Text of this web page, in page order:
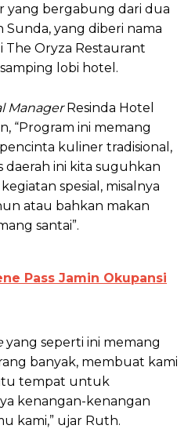
yang bergabung dari dua
Sunda, yang diberi nama
The Oryza Restaurant
lobi hotel.
ManagerResinda Hotel
“Program ini memang
kuliner tradisional,
daerah ini kita suguhkan
spesial, misalnya
atau bahkan makan
santai”.
Pass Jamin Okupansi
yang seperti ini memang
banyak, membuat kami
tempat untuk
kenangan-kenangan
kami,” ujar Ruth.